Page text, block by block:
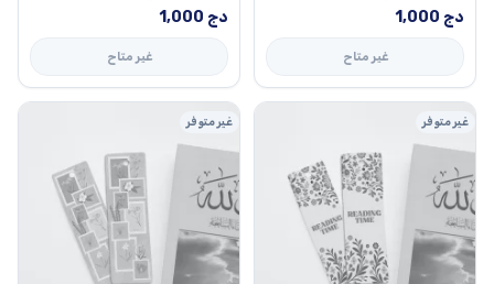
1,000 دج
غير متاح
1,000 دج
غير متاح
غير متوفر غير متوفر